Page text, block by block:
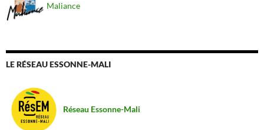
Maliance
LE RÉSEAU ESSONNE-MALI
Réseau Essonne-Mali